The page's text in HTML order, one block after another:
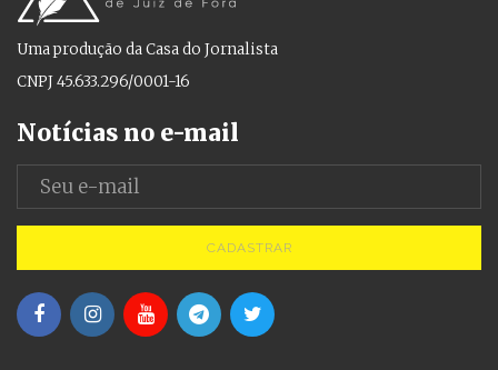
Uma produção da Casa do Jornalista
CNPJ 45.633.296/0001-16
Notícias no e-mail
CADASTRAR